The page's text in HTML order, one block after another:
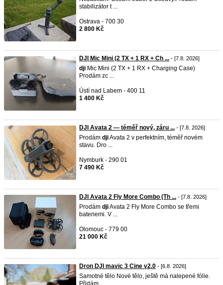
stabilizátor t ...
Ostrava - 700 30
2 800 Kč
DJI Mic Mini (2 TX + 1 RX + Ch ... - [7.8. 2026]
dji Mic Mini (2 TX + 1 RX + Charging Case)
Prodám zc ...
Ústí nad Labem - 400 11
1 400 Kč
DJI Avata 2 — téměř nový, záru ... - [7.8. 2026]
Prodám djiAvata 2 v perfektním, téměř novém
stavu. Dro ...
Nymburk - 290 01
7 490 Kč
DJI Avata 2 Fly More Combo (Th ... - [7.8. 2026]
Prodám djiAvata 2 Fly More Combo se třemi
bateriemi. V ...
Olomouc - 779 00
21 000 Kč
Dron DJI mavic 3 Cine v2.0 - [6.8. 2026]
Samotné tělo Nové tělo, ještě má nalepené fólie.
Přidám ...